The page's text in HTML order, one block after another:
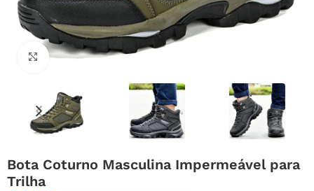
Clique para ampliar
Bota Coturno Masculina Impermeável para
Trilha